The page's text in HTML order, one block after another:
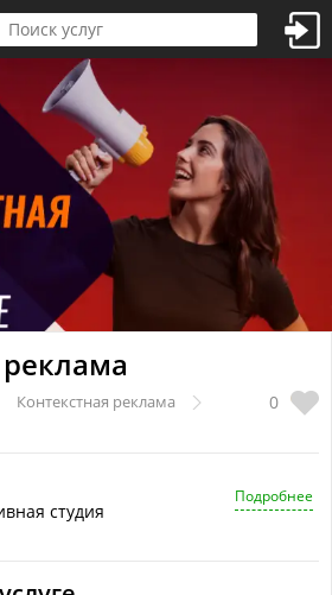
0
Контекстная реклама
студия
Подробнее